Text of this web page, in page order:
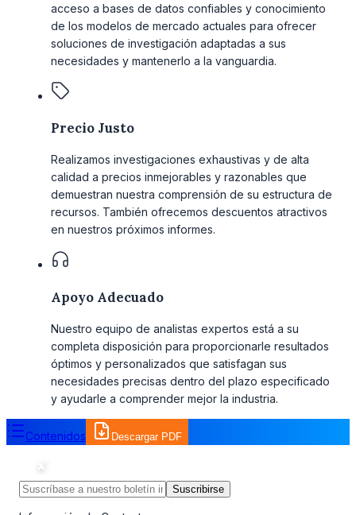
acceso a bases de datos confiables y conocimiento
de los modelos de mercado actuales para ofrecer
soluciones de investigación adaptadas a sus
necesidades y mantenerlo a la vanguardia.
Precio Justo
Realizamos investigaciones exhaustivas y de alta
calidad a precios inmejorables y razonables que
demuestran nuestra comprensión de su estructura de
recursos. También ofrecemos descuentos atractivos
en nuestros próximos informes.
Apoyo Adecuado
Nuestro equipo de analistas expertos está a su
completa disposición para proporcionarle resultados
óptimos y personalizados que satisfagan sus
necesidades precisas dentro del plazo especificado
y ayudarle a comprender mejor la industria.
Contenidos Descargar PDF
Suscribirse